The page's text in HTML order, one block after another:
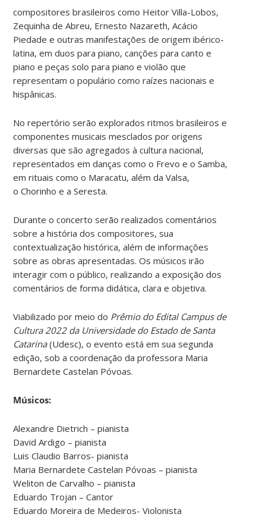
compositores brasileiros como Heitor Villa-Lobos,
Zequinha de Abreu, Ernesto Nazareth, Acácio
Piedade e outras manifestações de origem ibérico-
latina, em duos para piano, canções para canto e
piano e peças solo para piano e violão que
representam o populário como raízes nacionais e
hispânicas.
No repertório serão explorados ritmos brasileiros e
componentes musicais mesclados por origens
diversas que são agregados à cultura nacional,
representados em danças como o Frevo e o Samba,
em rituais como o Maracatu, além da Valsa,
o Chorinho e a Seresta.
Durante o concerto serão realizados comentários
sobre a história dos compositores, sua
contextualização histórica, além de informações
sobre as obras apresentadas. Os músicos irão
interagir com o público, realizando a exposição dos
comentários de forma didática, clara e objetiva.
Viabilizado por meio do Prêmio do Edital Campus de
Cultura 2022 da Universidade do Estado de Santa
Catarina(Udesc), o evento está em sua segunda
edição, sob a coordenação da professora Maria
Bernardete Castelan Póvoas.
Músicos:
Alexandre Dietrich – pianista
David Ardigo – pianista
Luis Claudio Barros- pianista
Maria Bernardete Castelan Póvoas – pianista
Weliton de Carvalho – pianista
Eduardo Trojan – Cantor
Eduardo Moreira de Medeiros- Violonista